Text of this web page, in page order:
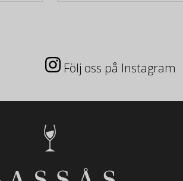
Följ oss på Instagram